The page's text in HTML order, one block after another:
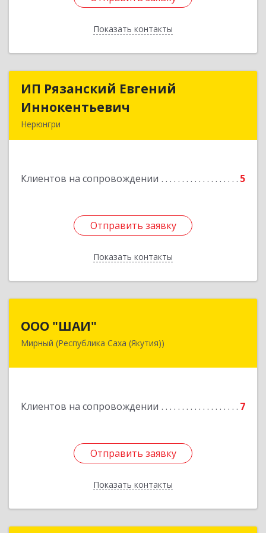
Показать контакты
Назад
ИП Рязанский Евгений
Иннокентьевич
Нерюнгри
Клиентов на сопровождении 5
Отправить заявку
Показать контакты
ИП Рязанский Евгений
Подробнее
Отправить заявку
Назад
ООО "ШАИ"
Мирный (Республика Саха (Якутия))
Клиентов на сопровождении 7
Отправить заявку
Показать контакты
678175, Республика Саха (Якутия), у.
Подробнее
Отправить заявку
Назад